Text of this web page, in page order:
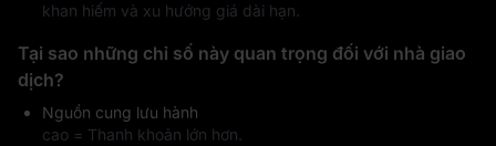
khan hiếm và xu hướng giá dài hạn.
Tại sao những chỉ số này quan trọng đối với nhà giao
dịch?
Nguồn cung lưu hành
cao = Thanh khoản lớn hơn.